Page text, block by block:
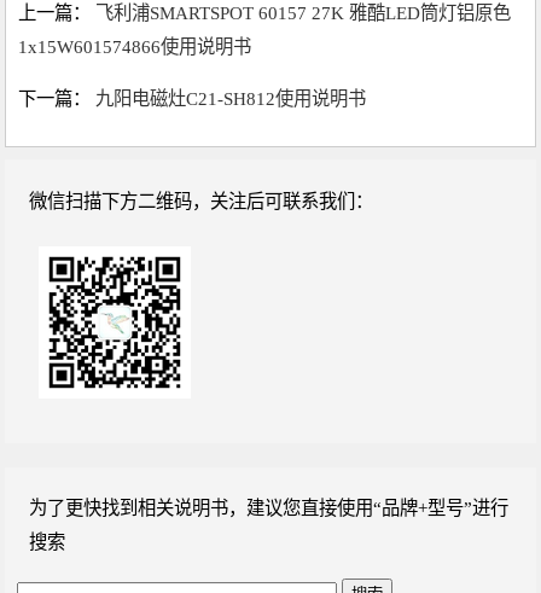
上一篇： 飞利浦SMARTSPOT 60157 27K 雅酷LED筒灯铝原色
1x15W601574866使用说明书
下一篇： 九阳电磁灶C21-SH812使用说明书
微信扫描下方二维码，关注后可联系我们：
为了更快找到相关说明书，建议您直接使用“品牌+型号”进行
搜索